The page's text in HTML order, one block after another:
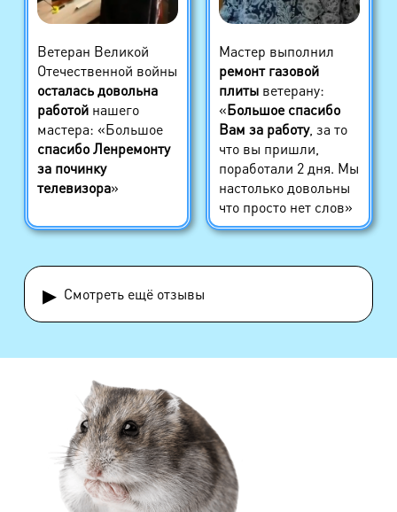
Ветеран Великой
Отечественной войны
осталась довольна
работойнашего
мастера: «Большое
спасибо Ленремонту
за починку
телевизора»
Мастер выполнил
ремонт газовой
плитыветерану:
«Большое спасибо
Вам за работу, за то
что вы пришли,
поработали 2 дня. Мы
настолько довольны
что просто нет слов»
▸ Смотреть ещё отзывы